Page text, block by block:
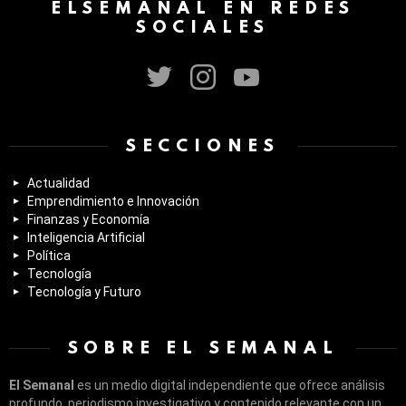
ELSEMANAL EN REDES
SOCIALES
SECCIONES
Actualidad
Emprendimiento e Innovación
Finanzas y Economía
Inteligencia Artificial
Política
Tecnología
Tecnología y Futuro
SOBRE EL SEMANAL
El Semanal es un medio digital independiente que ofrece análisis
profundo, periodismo investigativo y contenido relevante con un